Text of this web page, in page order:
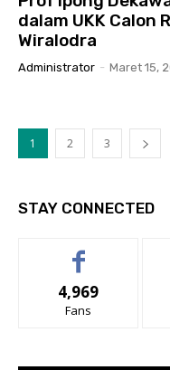
dalam UKK Calon
Wiralodra
Administrator - Maret 15,
1 2 3
STAY CONNECTED
4,969
Fans